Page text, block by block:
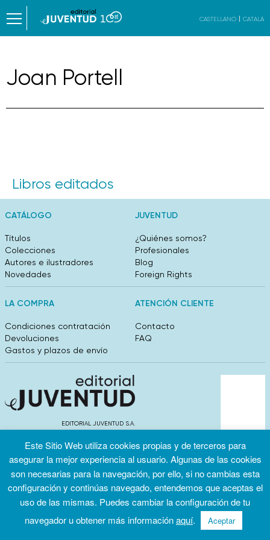
CASTELLANO CATALÀ
Joan Portell
Libros editados
CATÁLOGO
Títulos
Colecciones
Autores e ilustradores
Novedades
JUVENTUD
¿Quiénes somos?
Profesionales
Blog
Foreign Rights
LA COMPRA
Condiciones contratación
Devoluciones
Gastos y plazos de envío
ATENCIÓN CLIENTE
Contacto
FAQ
EDITORIAL JUVENTUD S.A.
info@editorialjuventud.es
Condiciones
Política de
privacidad
Política de
Este Sitio Web utiliza cookies propias y de terceros para
asegurar la mejor experiencia al usuario. Algunas de las cookies
son necesarias para la navegación, por ello, si no cambias esta
configuración y continúas navegado, entendemos que aceptas el
uso de las mismas. Puedes cambiar la configuración de tu
navegador u obtener más informaciónaquí. Aceptar